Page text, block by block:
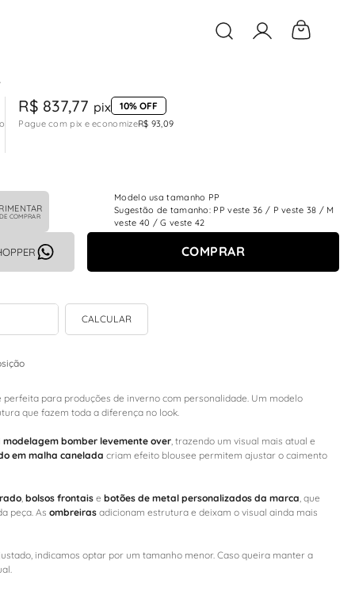
O que você está
R$ 837,77 pix 10% OFF
Pague com pix e economizeR$ 93,09
COMPRAR
Modelo usa tamanho PP
Sugestão de tamanho: PP veste 36 / P veste 38 / M
veste 40 / G veste 42
COMPRAR
perfeita para produções de inverno com personalidade. Um modelo
que fazem toda a diferença no look.
modelagem bomber levemente over, trazendo um visual mais atual e
em malha canelada criam efeito blousee permitem ajustar o caimento
, bolsos frontais e botões de metal personalizados da marca, que
peça. As ombreiras adicionam estrutura e deixam o visual ainda mais
indicamos optar por um tamanho menor. Caso queira manter a